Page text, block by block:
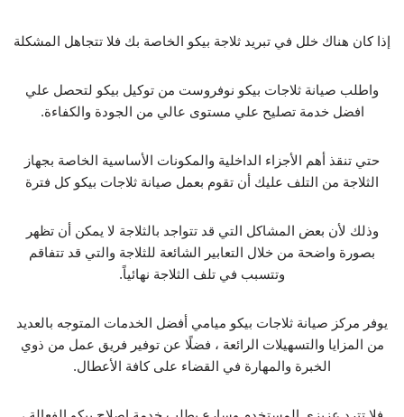
إذا كان هناك خلل في تبريد ثلاجة بيكو الخاصة بك فلا تتجاهل المشكلة
واطلب صيانة ثلاجات بيكو نوفروست من توكيل بيكو لتحصل علي
افضل خدمة تصليح علي مستوى عالي من الجودة والكفاءة.
حتي تنقذ أهم الأجزاء الداخلية والمكونات الأساسية الخاصة بجهاز
الثلاجة من التلف عليك أن تقوم بعمل صيانة ثلاجات بيكو كل فترة
وذلك لأن بعض المشاكل التي قد تتواجد بالثلاجة لا يمكن أن تظهر
بصورة واضحة من خلال التعابير الشائعة للثلاجة والتي قد تتفاقم
وتتسبب في تلف الثلاجة نهائياً.
يوفر مركز صيانة ثلاجات بيكو ميامي أفضل الخدمات المتوجه بالعديد
من المزايا والتسهيلات الرائعة ، فضلًا عن توفير فريق عمل من ذوي
الخبرة والمهارة في القضاء على كافة الأعطال.